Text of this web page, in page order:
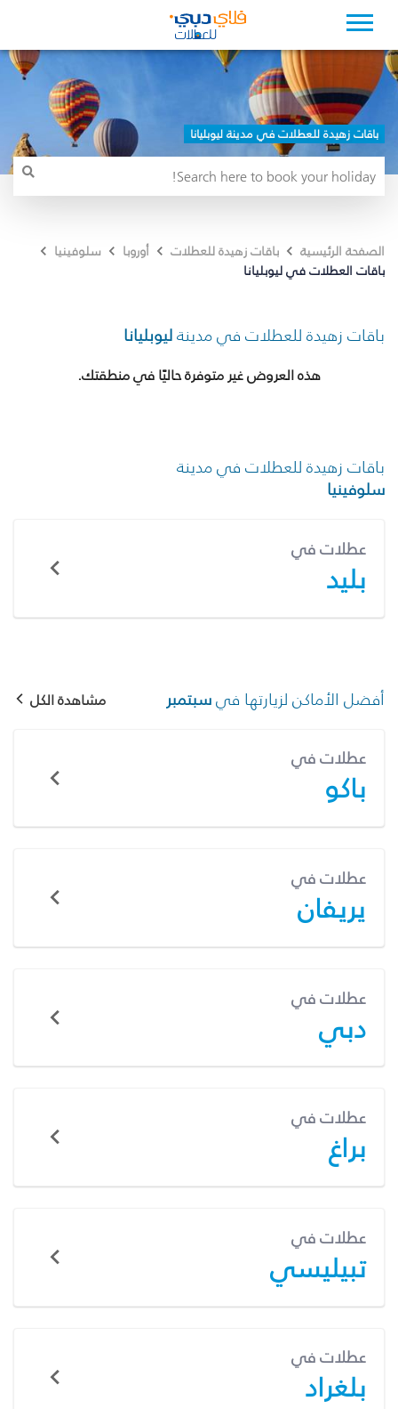
باقات زهيدة للعطلات في مدينة ليوبليانا
الصفحة الرئيسية باقات زهيدة للعطلات أوروبا
سلوفينيا
باقات العطلات في ليوبليانا
باقات زهيدة للعطلات في مدينةليوبليانا
هذه العروض غير متوفرة حاليًا في منطقتك.
باقات زهيدة للعطلات في مدينة
سلوفينيا
عطلات في
بليد
أفضل الأماكن لزيارتها فيسبتمبر مشاهدة الكل
عطلات في
باكو
عطلات في
يريفان
عطلات في
دبي
عطلات في
براغ
عطلات في
تبيليسي
عطلات في
بلغراد